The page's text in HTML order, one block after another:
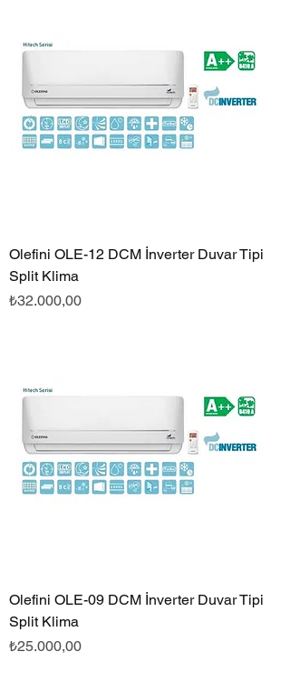
Olefini OLE-12 DCM İnverter Duvar Tipi
Split Klima
Fiyat
₺32.000,00
Olefini OLE-09 DCM İnverter Duvar Tipi
Split Klima
Fiyat
₺25.000,00